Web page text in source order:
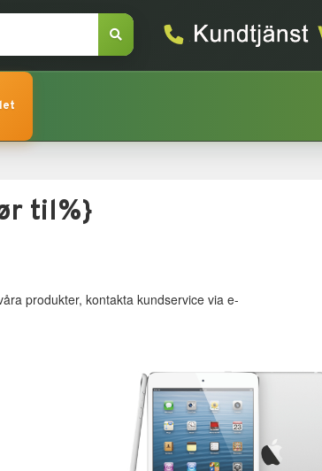
Adgangskode
Glemt adgangskode
Login
til%}
produkter, kontakta kundservice via e-